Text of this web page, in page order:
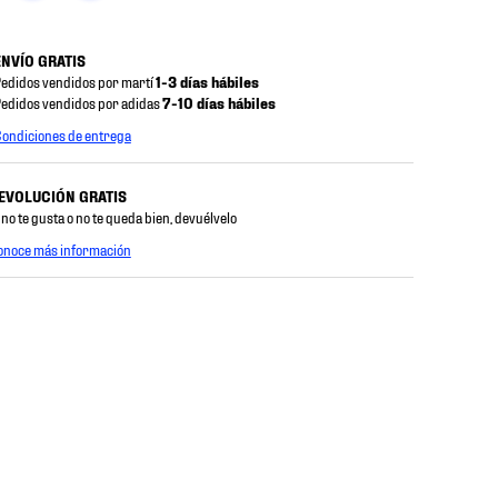
GRATIS
vendidos por martí1-3 días hábiles
vendidos por adidas7-10 días hábiles
de entrega
GRATIS
te gusta o no te queda bien, devuélvelo
más información